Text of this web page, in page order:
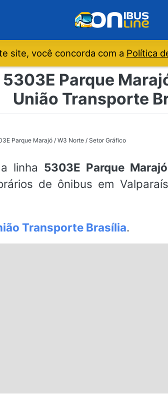
site, você concorda com a Política
Parque
União Transporte
Parque Marajó / W3 Norte / Setor Gráfico
linha 5303E Parque
de ônibus em
Transporte Brasília.